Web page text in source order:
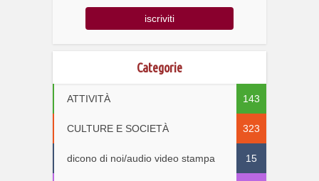
Categorie
ATTIVITÀ 143
CULTURE E SOCIETÀ 323
dicono di noi/audio video stampa 15